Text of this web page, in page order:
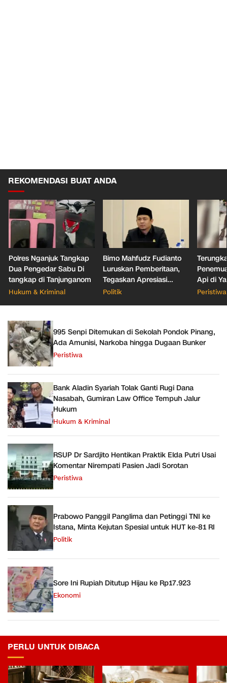
REKOMENDASI BUAT ANDA
Polres Nganjuk Tangkap
Dua Pengedar Sabu Di
tangkap di Tanjunganom
Hukum & Kriminal
Bimo Mahfudz Fudianto
Luruskan Pemberitaan,
Tegaskan Apresiasi
terhadap Kinerja Camat
Politik
Api di
Jaksel
Peristiwa
995 Senpi Ditemukan di Sekolah Pondok Pinang,
Ada Amunisi, Narkoba hingga Dugaan Bunker
Peristiwa
Bank Aladin Syariah Tolak Ganti Rugi Dana
Nasabah, Gumiran Law Office Tempuh Jalur
Hukum
Hukum & Kriminal
RSUP Dr Sardjito Hentikan Praktik Elda Putri Usai
Komentar Nirempati Pasien Jadi Sorotan
Peristiwa
Prabowo Panggil Panglima dan Petinggi TNI ke
Istana, Minta Kejutan Spesial untuk HUT ke-81 RI
Politik
Sore Ini Rupiah Ditutup Hijau ke Rp17.923
Ekonomi
PERLU UNTUK DIBACA